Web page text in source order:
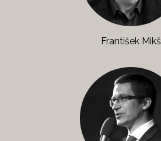
František Mikš